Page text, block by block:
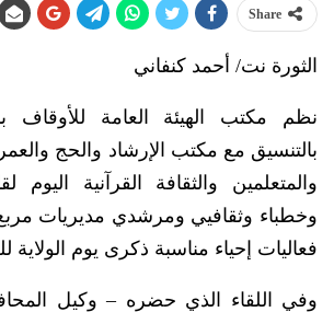
Share
الثورة نت/ أحمد كنفاني
نظم مكتب الهيئة العامة للأوقاف
بالتنسيق مع مكتب الإرشاد والحج
والمتعلمين والثقافة القرآنية اليوم
وخطباء وثقافيي ومرشدي مديريات
فعاليات إحياء مناسبة ذكرى يوم الولاية للعام
وفي اللقاء الذي حضره – وكيل